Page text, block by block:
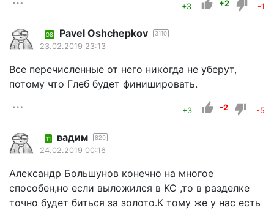
+3 +2 -1
08 Pavel Oshchepkov 3110
23.02.2019 23:13
Все перечисленные от него никогда не уберут,
потому что Глеб будет финишировать.
+3 -2 -5
11 вадим 820
24.02.2019 00:16
Александр Большунов конечно на многое
способен,но если выложился в КС ,то в разделке
точно будет биться за золото.К тому же у нас есть